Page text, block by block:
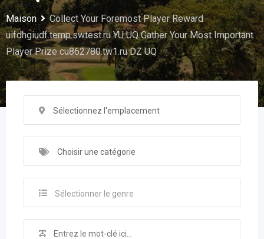
Maison
Collect Your Foremost Player Reward
uifdhgiudf.temp.swtest.ru YU UQ Gather Your Most Important
Player Prize cu862780.tw1.ru DZ UQ
Sélectionnez l'emplacement
Choisir une catégorie
Sélectionner le genre